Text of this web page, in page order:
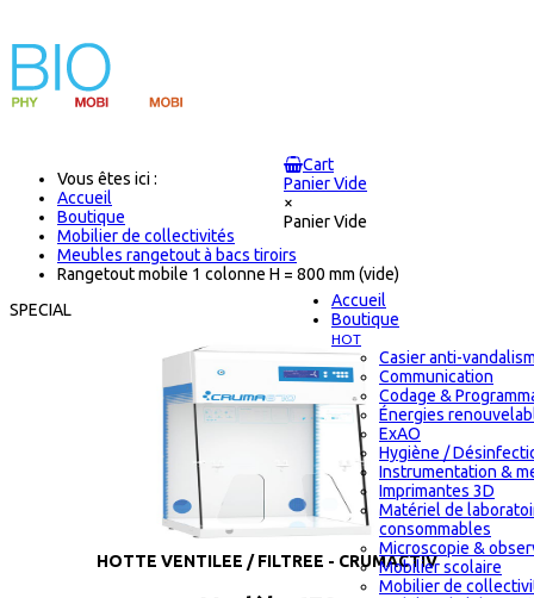
Cart
Panier Vide
×
Panier Vide
Accueil
Boutique
HOT
Casier anti-
Communication
Codage &
Énergies
ExAO
Hygiène /
Instrumentation &
Imprimantes 3D
Matériel de
consommables
Microscopie &
Mobilier scolaire
Mobilier de
Vous êtes ici :
Accueil
Boutique
Mobilier de collectivités
Meubles rangetout à bacs tiroirs
Rangetout mobile 1 colonne H = 800 mm (vide)
SPECIAL
HOTTE VENTILEE / FILTREE - CRUMACTIV